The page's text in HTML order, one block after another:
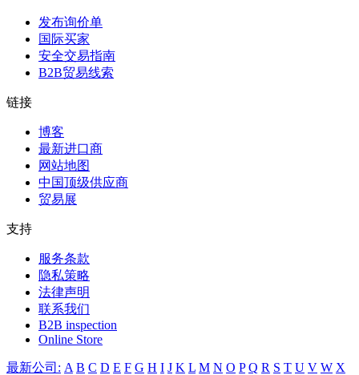
发布询价单
国际买家
安全交易指南
B2B贸易线索
链接
博客
最新进口商
网站地图
中国顶级供应商
贸易展
支持
服务条款
隐私策略
法律声明
联系我们
B2B inspection
Online Store
最新公司: A B C D E F G H I J K L M N O P Q R S T U V W X